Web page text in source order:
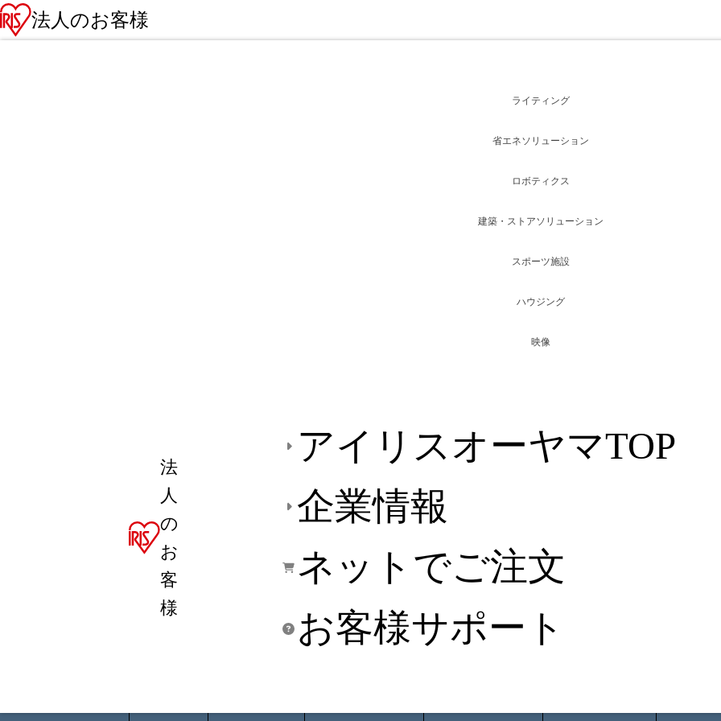
法人のお客様
法
人
の
お
客
様
アイリスオーヤマTOP
企業情報
ネットでご注文
お客様サポート
ライティング
省エネソリューション
ロボティクス
建築・ストアソリューション
スポーツ施設
ハウジング
映像